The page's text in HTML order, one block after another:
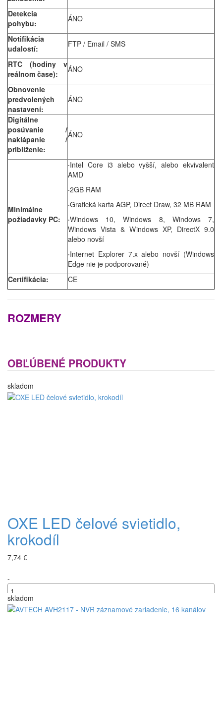
Detekcia
pohybu:
ÁNO
Notifikácia
udalostí:
FTP / Email / SMS
RTC (hodiny v
reálnom čase):
ÁNO
Obnovenie
predvolených
nastavení:
ÁNO
Digitálne
posúvanie /
naklápanie /
priblíženie:
ÁNO
Minimálne
požiadavky PC:
‧Intel Core i3 alebo vyšší, alebo ekvivalent
AMD
‧2GB RAM
‧Grafická karta AGP, Direct Draw, 32 MB RAM
‧Windows 10, Windows 8, Windows 7,
Windows Vista & Windows XP, DirectX 9.0
alebo novší
‧Internet Explorer 7.x alebo novší (Windows
Edge nie je podporované)
Certifikácia:
CE
ROZMERY
OBĽÚBENÉ PRODUKTY
skladom
OXE LED čelové svietidlo,
krokodíl
7,74 €
-
+
skladom